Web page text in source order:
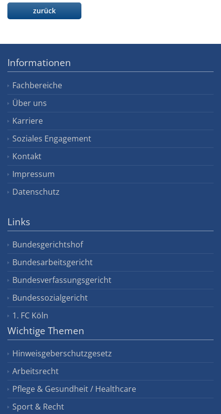
zurück
Informationen
Fachbereiche
Über uns
Karriere
Soziales Engagement
Kontakt
Impressum
Datenschutz
Links
Bundesgerichtshof
Bundesarbeitsgericht
Bundesverfassungsgericht
Bundessozialgericht
1. FC Köln
Wichtige Themen
Hinweisgeberschutzgesetz
Arbeitsrecht
Pflege & Gesundheit / Healthcare
Sport & Recht